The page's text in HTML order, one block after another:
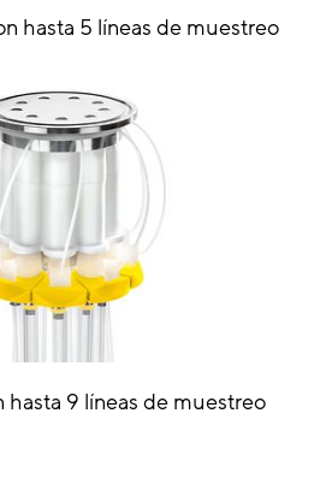
hasta 5 líneas de muestreo
hasta 9 líneas de muestreo